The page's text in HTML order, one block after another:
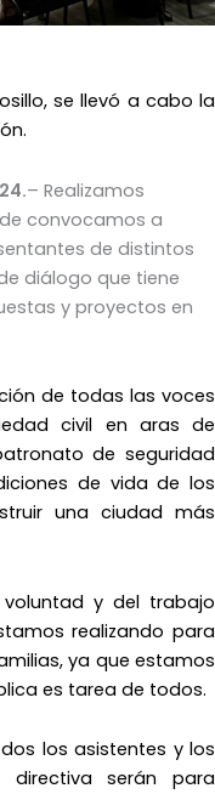
se llevó a cabo la
– Realizamos
convocamos a
de distintos
diálogo que tiene
y proyectos en
de todas las voces
civil en aras de
de seguridad
de vida de los
una ciudad más
y del trabajo
realizando para
ya que estamos
es tarea de todos.
los asistentes y los
serán para